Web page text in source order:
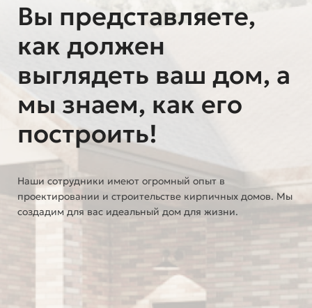
Вы представляете,
как должен
выглядеть ваш дом, а
мы знаем, как его
построить!
Наши сотрудники имеют огромный опыт в
проектировании и строительстве кирпичных домов. Мы
создадим для вас идеальный дом для жизни.